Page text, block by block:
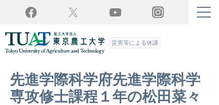
Facebook YouTube Instagram
災害等による休講
先進学際科学府先進学際科学
専攻修士課程１年の松田菜々